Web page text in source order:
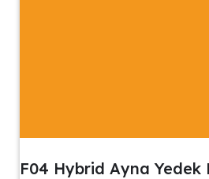
F04 Hybrid Ayna Yedek